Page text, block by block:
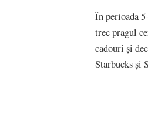
În perioada
trec pragul
cadouri și
Starbucks și